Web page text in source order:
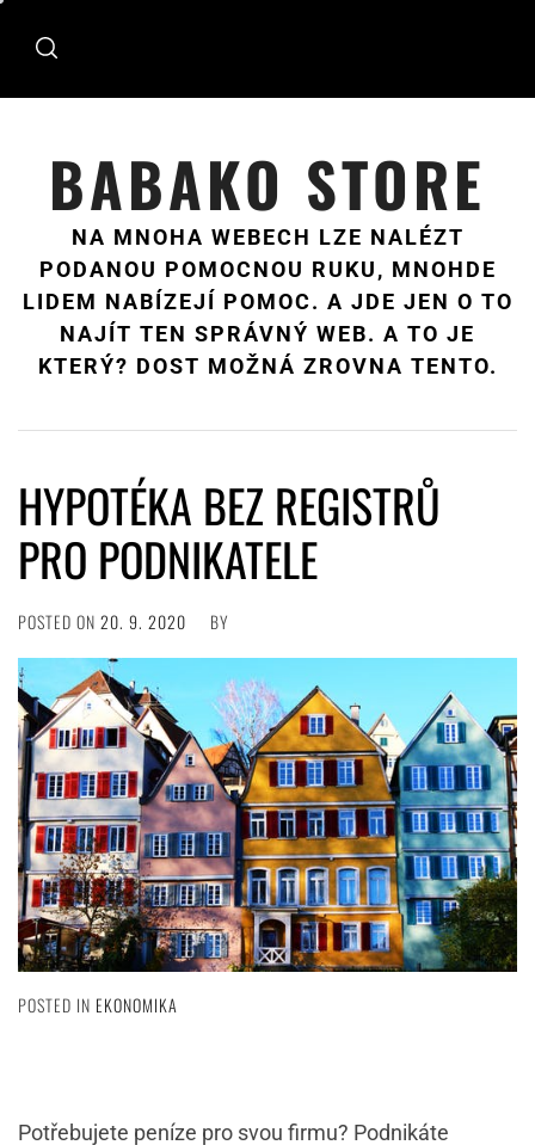
BABAKO STORE
NA MNOHA WEBECH LZE NALÉZT
PODANOU POMOCNOU RUKU, MNOHDE
LIDEM NABÍZEJÍ POMOC. A JDE JEN O TO
NAJÍT TEN SPRÁVNÝ WEB. A TO JE
KTERÝ? DOST MOŽNÁ ZROVNA TENTO.
HYPOTÉKA BEZ REGISTRŮ
PRO PODNIKATELE
POSTED ON 20. 9. 2020 BY
POSTED IN EKONOMIKA
Potřebujete peníze pro svou firmu? Podnikáte